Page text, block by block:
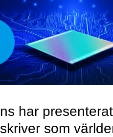
har presenterat
som